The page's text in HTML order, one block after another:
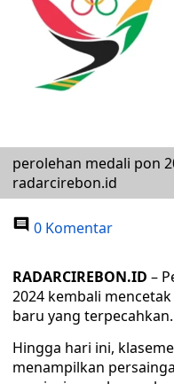
perolehan medali pon
radarcirebon.id
0 Komentar
RADARCIREBON.ID –
2024 kembali
baru yang terpecahkan.
Hingga hari ini,
menampilkan